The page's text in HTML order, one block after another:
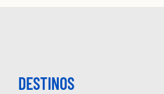
DESTINOS